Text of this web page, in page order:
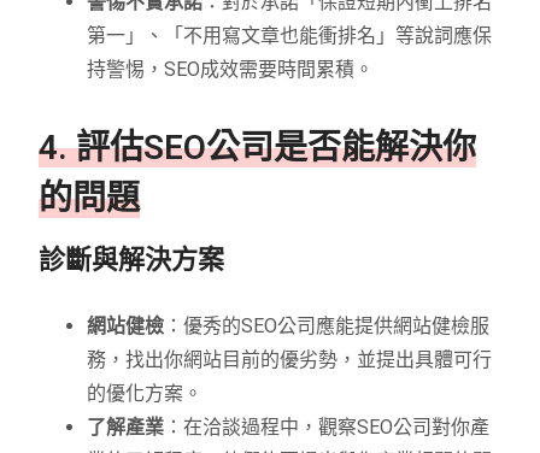
第一」、「不用寫文章也能衝排名」等說詞應保
持警惕，SEO成效需要時間累積。
4. 評估SEO公司是否能解決你
的問題
診斷與解決方案
網站健檢 ：優秀的SEO公司應能提供網站健檢服
務，找出你網站目前的優劣勢，並提出具體可行
的優化方案。
了解產業 ：在洽談過程中，觀察SEO公司對你產